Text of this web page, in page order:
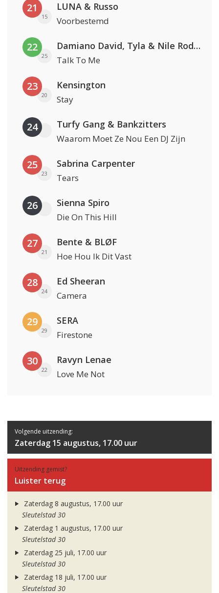
21
15
LUNA & Russo
Voorbestemd
22
25
Damiano David, Tyla & Nile Rodgers
Talk To Me
23
20
Kensington
Stay
24 Turfy Gang & Bankzitters
Waarom Moet Ze Nou Een DJ Zijn
25
23
Sabrina Carpenter
Tears
26 Sienna Spiro
Die On This Hill
27
21
Bente & BLØF
Hoe Hou Ik Dit Vast
28
24
Ed Sheeran
Camera
29
29
SERA
Firestone
30
22
Ravyn Lenae
Love Me Not
Volgende uitzending:
Zaterdag 15 augustus, 17.00 uur
Uitzending gemist?
Luister terug
Zaterdag 8 augustus, 17.00 uur
Sleutelstad 30
Zaterdag 1 augustus, 17.00 uur
Sleutelstad 30
Zaterdag 25 juli, 17.00 uur
Sleutelstad 30
Zaterdag 18 juli, 17.00 uur
Sleutelstad 30